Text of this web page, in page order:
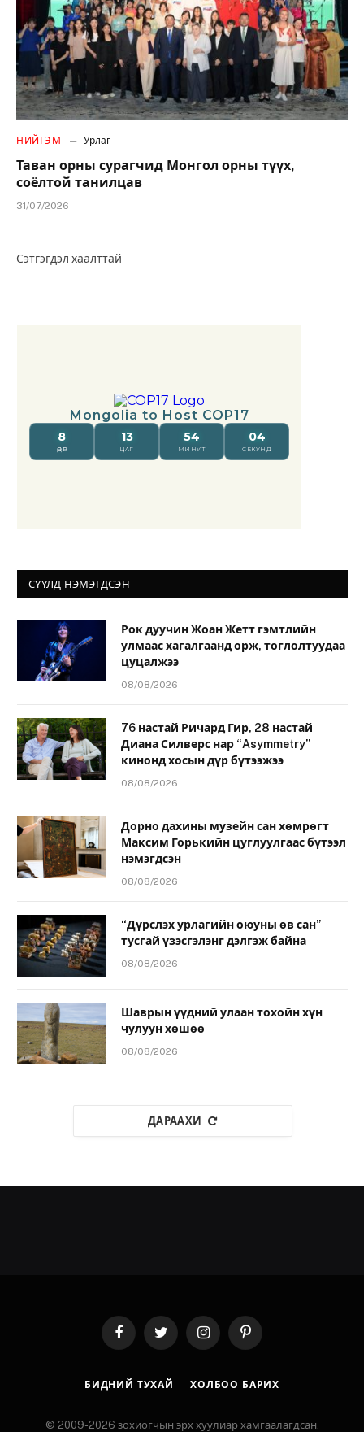
НИЙГЭМ Урлаг
Таван орны сурагчид Монгол орны түүх,
соёлтой танилцав
31/07/2026
Сэтгэгдэл хаалттай
СҮҮЛД НЭМЭГДСЭН
Рок дуучин Жоан Жетт гэмтлийн
улмаас хагалгаанд орж, тоглолтуудаа
цуцалжээ
08/08/2026
76 настай Ричард Гир, 28 настай
Диана Силверс нар “Asymmetry”
кинонд хосын дүр бүтээжээ
08/08/2026
Дорно дахины музейн сан хөмрөгт
Максим Горькийн цуглуулгаас бүтээл
нэмэгдсэн
08/08/2026
“Дүрслэх урлагийн оюуны өв сан”
тусгай үзэсгэлэнг дэлгэж байна
08/08/2026
Шаврын үүдний улаан тохойн хүн
чулуун хөшөө
08/08/2026
ДАРААХИ
FacebookTwitter InstagramPinterest
БИДНИЙ ТУХАЙ ХОЛБОО БАРИХ
© 2009-2026 зохиогчын эрх хуулиар хамгаалагдсан.